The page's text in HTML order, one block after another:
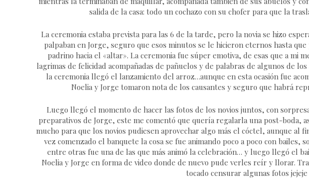
salida de la casa: todo un cochazo con su chofer para que la
La ceremonia estaba prevista para las 6 de la tarde, pero la novia se hizo
palpaban en Jorge, seguro que esos minutos se le hicieron eternos hasta
padrino hacia el «altar». La ceremonia fue súper emotiva, de esas que a mi
lagrimas de felicidad acompañadas de pañuelos y de palabras de algunos de
la ceremonia llegó el lanzamiento del arroz…aunque en esta ocasión fue
Noelia y Jorge tomaron nota de los causantes y seguro que habrá
Luego llegó el momento de hacer las fotos de los novios juntos, con
preparativos de Jorge, este me comentó que quería regalarla una post-boda,
mucho para que los novios pudiesen aprovechar algo más el cóctel, aunque al
vez comenzado el banquete la cosa se fue animando poco a poco con bailes,
entre otras fue una de las que más animó la celebración… y luego llegó el
Noelia y Jorge en forma de video donde de nuevo pude verles reír y llorar.
tocado censurar algunas fotos jejeje